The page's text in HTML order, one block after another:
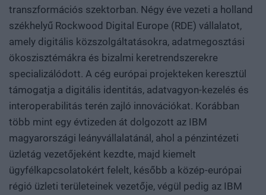
transzformációs szektorban. Négy éve vezeti a holland
székhelyű Rockwood Digital Europe (RDE) vállalatot,
amely digitális közszolgáltatásokra, adatmegosztási
ökoszisztémákra és bizalmi keretrendszerekre
specializálódott. A cég európai projekteken keresztül
támogatja a digitális identitás, adatvagyon-kezelés és
interoperabilitás terén zajló innovációkat. Korábban
több mint egy évtizeden át dolgozott az IBM
magyarországi leányvállalatánál, ahol a pénzintézeti
üzletág vezetőjeként kezdte, majd kiemelt
ügyfélkapcsolatokért felelt, később a közép-európai
régió üzleti területeinek vezetője, végül pedig az IBM